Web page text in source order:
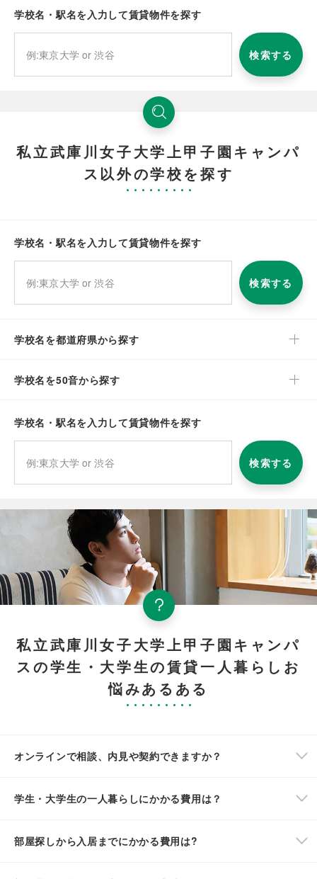
学校名・駅名を入力して賃貸物件を探す
検索する
私立武庫川女子大学上甲子園キャンパ
ス以外の学校を探す
学校名・駅名を入力して賃貸物件を探す
検索する
学校名を都道府県から探す
学校名を50音から探す
学校名・駅名を入力して賃貸物件を探す
検索する
私立武庫川女子大学上甲子園キャンパ
スの学生・大学生の賃貸一人暮らしお
悩みあるある
オンラインで相談、内見や契約できますか？
学生・大学生の一人暮らしにかかる費用は？
部屋探しから入居までにかかる費用は?